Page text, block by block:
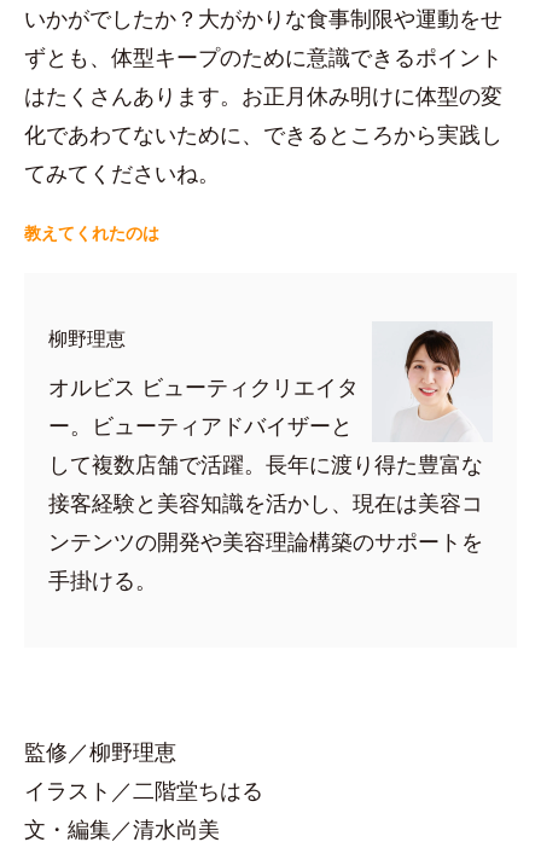
いかがでしたか？大がかりな食事制限や運動をせ
ずとも、体型キープのために意識できるポイント
はたくさんあります。お正月休み明けに体型の変
化であわてないために、できるところから実践し
てみてくださいね。
教えてくれたのは
柳野理恵
オルビス ビューティクリエイタ
ー。ビューティアドバイザーと
して複数店舗で活躍。長年に渡り得た豊富な
接客経験と美容知識を活かし、現在は美容コ
ンテンツの開発や美容理論構築のサポートを
手掛ける。
監修／柳野理恵
イラスト／二階堂ちはる
文・編集／清水尚美